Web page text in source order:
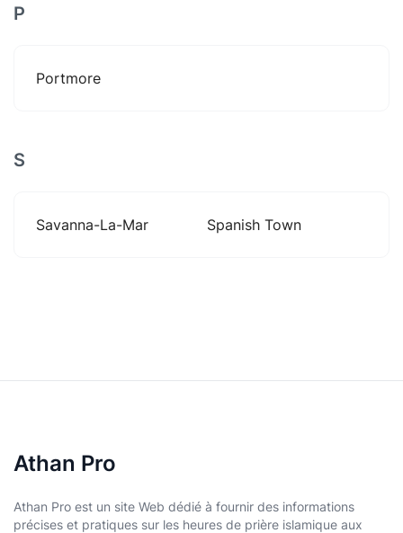
P
Portmore
S
Savanna-La-Mar Spanish Town
Athan Pro
Athan Pro est un site Web dédié à fournir des informations
précises et pratiques sur les heures de prière islamique aux